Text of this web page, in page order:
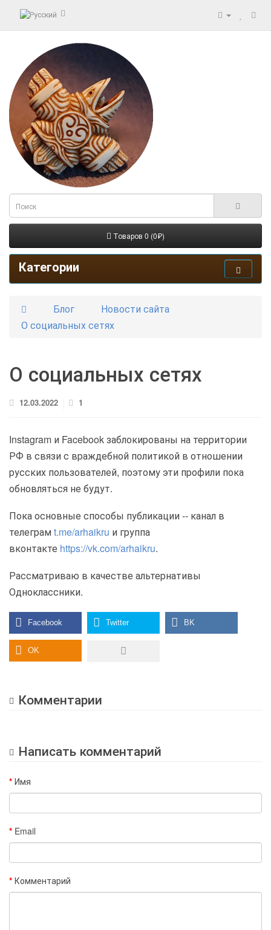
Товаров 0 (0₽)
Категории
Блог
Новости сайта
О социальных сетях
О социальных сетях
12.03.2022 1
Instagram и Facebook заблокированы на территории
РФ в связи с враждебной политикой в отношении
русских пользователей, поэтому эти профили пока
обновляться не будут.
Пока основные способы публикации -- канал в
телеграмt.me/arhaikru и группа
вконтакте https://vk.com/arhaikru.
Рассматриваю в качестве альтернативы
Одноклассники.
Комментарии
Написать комментарий
Имя
Email
Комментарий